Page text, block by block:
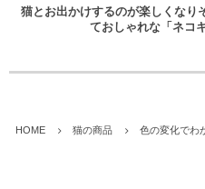
猫とお出かけするのが楽しくなり
ておしゃれな「ネコ
HOME 猫の商品 色の変化でわ